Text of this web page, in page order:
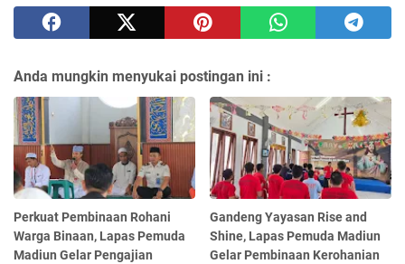
Anda mungkin menyukai postingan ini :
Perkuat Pembinaan Rohani
Warga Binaan, Lapas Pemuda
Madiun Gelar Pengajian
Gandeng Yayasan Rise and
Shine, Lapas Pemuda Madiun
Gelar Pembinaan Kerohanian